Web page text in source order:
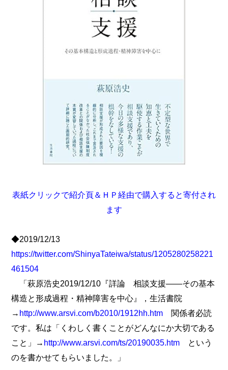
表紙クリックで紹介頁＆ＨＰ経由で購入すると寄付され
ます
◆2019/12/13
https://twitter.com/ShinyaTateiwa/status/1205280258221
461504
「萩原浩史2019/12/10『詳論 相談支援――その基本
構造と形成過程・精神障害を中心』，生活書院
→ http://www.arsvi.com/b2010/1912hh.htm 関係者必読
です。私は「くわしく書くことがどんなにか大切である
こと」→ http://www.arsvi.com/ts/20190035.htm という
のを書かせてもらいました。」